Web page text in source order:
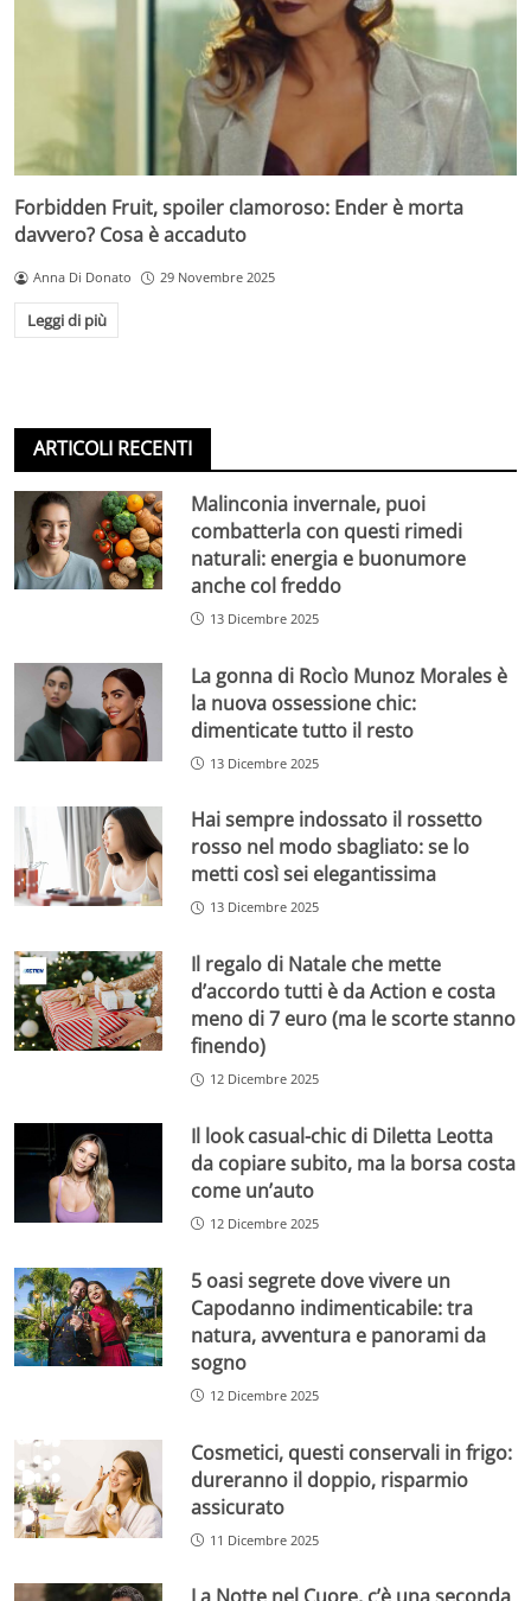
Forbidden Fruit, spoiler clamoroso: Ender è morta
davvero? Cosa è accaduto
Anna Di Donato 29 Novembre 2025
Leggi di più
ARTICOLI RECENTI
Malinconia invernale, puoi
combatterla con questi rimedi
naturali: energia e buonumore
anche col freddo
13 Dicembre 2025
La gonna di Rocìo Munoz Morales è
la nuova ossessione chic:
dimenticate tutto il resto
13 Dicembre 2025
Hai sempre indossato il rossetto
rosso nel modo sbagliato: se lo
metti così sei elegantissima
13 Dicembre 2025
Il regalo di Natale che mette
d’accordo tutti è da Action e costa
meno di 7 euro (ma le scorte stanno
finendo)
12 Dicembre 2025
Il look casual-chic di Diletta Leotta
da copiare subito, ma la borsa costa
come un’auto
12 Dicembre 2025
5 oasi segrete dove vivere un
Capodanno indimenticabile: tra
natura, avventura e panorami da
sogno
12 Dicembre 2025
Cosmetici, questi conservali in frigo:
dureranno il doppio, risparmio
assicurato
11 Dicembre 2025